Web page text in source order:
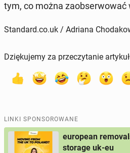
tym, co można za­ob­ser­wo­wać
Standard.co.uk / Adriana
Dziękujemy za przeczytanie
LINKI SPONSOROWANE
european
storage uk-eu